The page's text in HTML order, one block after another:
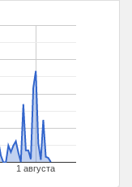
1 августа